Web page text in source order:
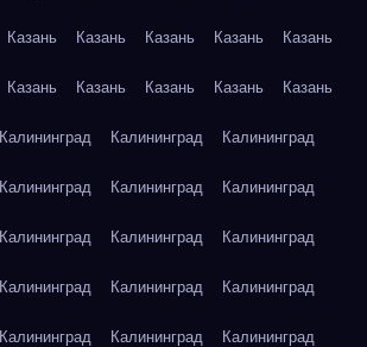
Казань Казань Казань Казань Казань
Казань Казань Казань Казань Казань
Калининград Калининград Калининград
Калининград Калининград Калининград
Калининград Калининград Калининград
Калининград Калининград Калининград
Калининград Калининград Калининград